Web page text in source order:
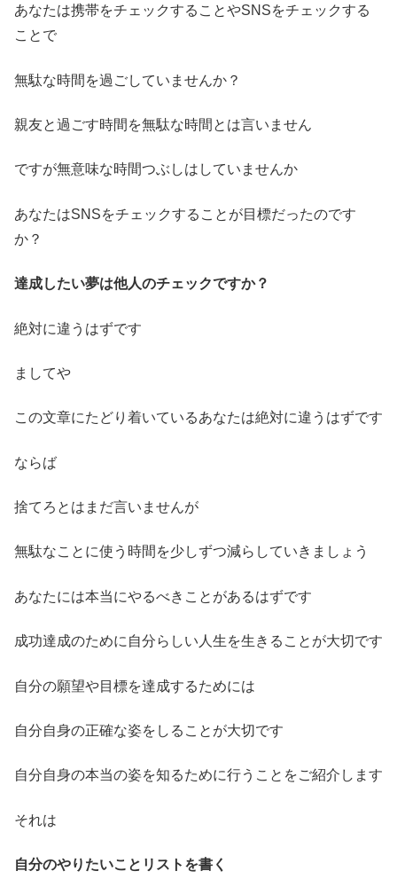
あなたは携帯をチェックすることやSNSをチェックする
ことで
無駄な時間を過ごしていませんか？
親友と過ごす時間を無駄な時間とは言いません
ですが無意味な時間つぶしはしていませんか
あなたはSNSをチェックすることが目標だったのです
か？
達成したい夢は他人のチェックですか？
絶対に違うはずです
ましてや
この文章にたどり着いているあなたは絶対に違うはずです
ならば
捨てろとはまだ言いませんが
無駄なことに使う時間を少しずつ減らしていきましょう
あなたには本当にやるべきことがあるはずです
成功達成のために自分らしい人生を生きることが大切です
自分の願望や目標を達成するためには
自分自身の正確な姿をしることが大切です
自分自身の本当の姿を知るために行うことをご紹介します
それは
自分のやりたいことリストを書く